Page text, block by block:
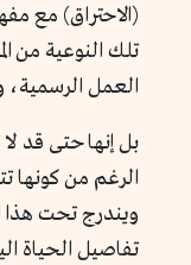
(الاحتراق) مع
تلك النوعية من
العمل الرسمية،
بل إنها حتى قد
الرغم من كونها
ويندرج تحت هذا
تفاصيل الحياة